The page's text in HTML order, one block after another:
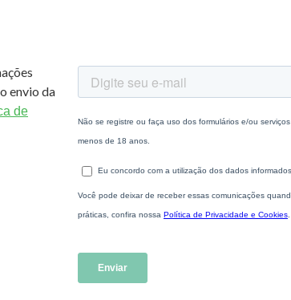
envio da
de